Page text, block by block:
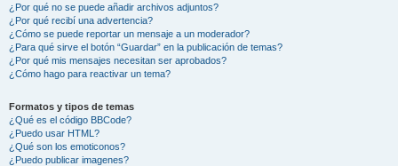
¿Por qué no se puede añadir archivos adjuntos?
¿Por qué recibí una advertencia?
¿Cómo se puede reportar un mensaje a un moderador?
¿Para qué sirve el botón “Guardar” en la publicación de temas?
¿Por qué mis mensajes necesitan ser aprobados?
¿Cómo hago para reactivar un tema?
Formatos y tipos de temas
¿Qué es el código BBCode?
¿Puedo usar HTML?
¿Qué son los emoticonos?
¿Puedo publicar imagenes?